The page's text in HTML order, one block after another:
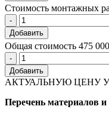
Стоимость монтажных
Добавить
Общая стоимость 475
Добавить
АКТУАЛЬНУЮ ЦЕНУ
Перечень материалов и